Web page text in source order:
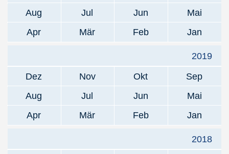
Aug
Jul Jun
Mai
Apr
Mär Feb Jan
2019
Dez
Nov Okt
Sep
Aug
Jul Jun
Mai
Apr
Mär Feb Jan
2018